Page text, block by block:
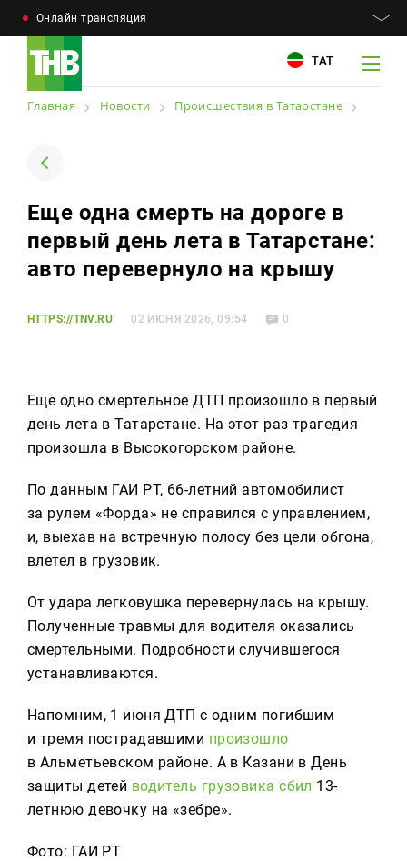
Онлайн трансляция
ТАТ
Новости
Реклама
+7 (843) 570−50−00
reception@tnvtv.ru
Для связи
+7 (843) 570−50−00
Главная Новости Происшествия в Татарстане
Еще одна смерть на дороге в
первый день лета в Татарстане:
авто перевернуло на крышу
HTTPS://TNV.RU 02 ИЮНЯ 2026, 09:54 0
Еще одно смертельное ДТП произошло в первый
день лета в Татарстане. На этот раз трагедия
произошла в Высокогорском районе.
По данным ГАИ РТ, 66-летний автомобилист
за рулем «Форда» не справился с управлением,
и, выехав на встречную полосу без цели обгона,
влетел в грузовик.
От удара легковушка перевернулась на крышу.
Полученные травмы для водителя оказались
смертельными. Подробности случившегося
устанавливаются.
Напомним, 1 июня ДТП с одним погибшим
и тремя пострадавшими произошло
в Альметьевском районе. А в Казани в День
защиты детей водитель грузовика сбил 13-
летнюю девочку на «зебре».
Фото: ГАИ РТ